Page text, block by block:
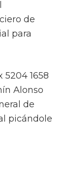
de
para
1658
Alonso
de
picándole